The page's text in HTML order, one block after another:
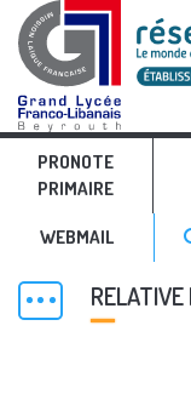
PRONOTE
PRIMAIRE
WEBMAIL
COLLÈGE